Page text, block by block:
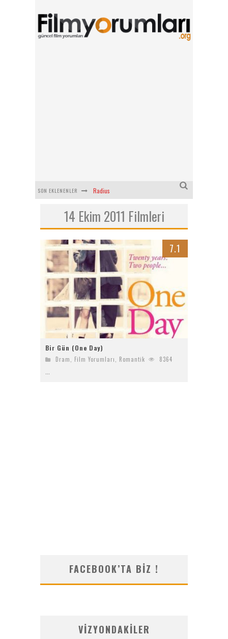
SON EKLENENLER Radius
Filmlabs.co ile İngilizce Altyazılı Film İzle
Bayanların Sohbet Numaralarını Nereden Bulurum
Ziyaret (The Visit)
2017 Filmleri FullHDFilmin.com
Kriptoya yeni katılacaklara Bitget’te başlamak için 6 sebep!
14 Ekim 2011 Filmleri
7.1
Bir Gün (One Day)
Dram Film Yorumları Romantik 8364
...
FACEBOOK’TA BIZ !
VIZYONDAKILER